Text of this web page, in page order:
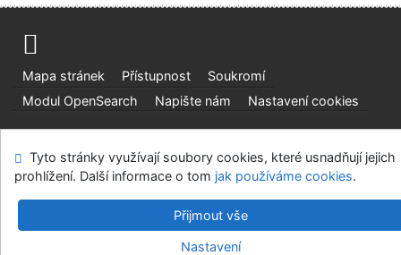
Mapa stránek Přístupnost
Soukromí
Modul OpenSearch
Napište nám Nastavení cookies
660 83 Brno
-Cosmotron Bohemia, s.r.o.
Tyto stránky využívají soubory cookies, které usnadňují jejich
prohlížení. Další informace o tom jak používáme cookies.
Přijmout vše
Nastavení